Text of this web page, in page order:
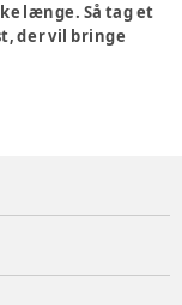
længe. Så tag et
der vil bringe